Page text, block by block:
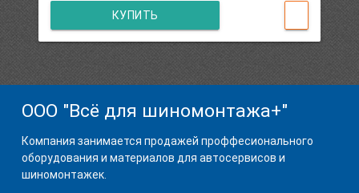
КУПИТЬ
ООО "Всё для шиномонтажа+"
Компания занимается продажей проффесионального
оборудования и материалов для автосервисов и
шиномонтажек.